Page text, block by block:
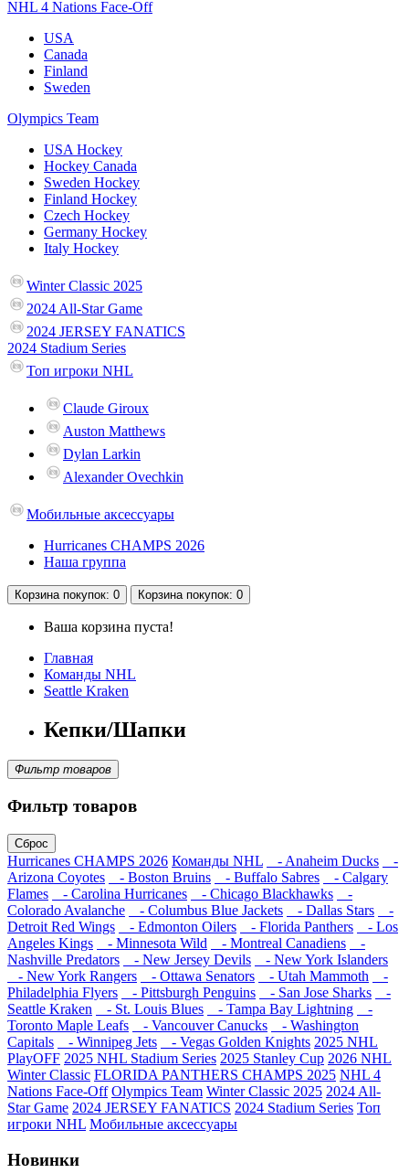
NHL 4 Nations Face-Off
USA
Canada
Finland
Sweden
Olympics Team
USA Hockey
Hockey Canada
Sweden Hockey
Finland Hockey
Czech Hockey
Germany Hockey
Italy Hockey
Winter Classic 2025
2024 All-Star Game
2024 JERSEY FANATICS
2024 Stadium Series
Топ игроки NHL
Claude Giroux
Auston Matthews
Dylan Larkin
Alexander Ovechkin
Мобильные аксессуары
Hurricanes CHAMPS 2026
Наша группа
Корзина покупок: 0 Корзина покупок: 0
Ваша корзина пуста!
Главная
Команды NHL
Seattle Kraken
Кепки/Шапки
Фильтр товаров
Фильтр товаров
Сброс
Hurricanes CHAMPS 2026 Команды NHL - Anaheim Ducks
-
Arizona Coyotes
- Boston Bruins - Buffalo Sabres
- Calgary
Flames
- Carolina Hurricanes - Chicago Blackhawks
-
Colorado Avalanche
- Columbus Blue Jackets - Dallas Stars
-
Detroit Red Wings
- Edmonton Oilers - Florida Panthers
- Los
Angeles Kings
- Minnesota Wild - Montreal Canadiens
-
Nashville Predators
- New Jersey Devils
- New York Islanders
- New York Rangers
- Ottawa Senators - Utah Mammoth
-
Philadelphia Flyers
- Pittsburgh Penguins - San Jose Sharks
-
Seattle Kraken
- St. Louis Blues - Tampa Bay Lightning
-
Toronto Maple Leafs
- Vancouver Canucks
- Washington
Capitals
- Winnipeg Jets - Vegas Golden Knights 2025 NHL
PlayOFF 2025 NHL Stadium Series 2025 Stanley Cup 2026 NHL
Winter Classic FLORIDA PANTHERS CHAMPS 2025 NHL 4
Nations Face-Off Olympics Team Winter Classic 2025 2024 All-
Star Game 2024 JERSEY FANATICS 2024 Stadium Series Топ
игроки NHL Мобильные аксессуары
Новинки